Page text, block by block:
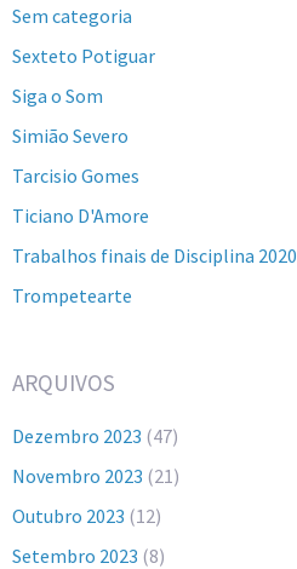
Sem categoria
Sexteto Potiguar
Siga o Som
Simião Severo
Tarcisio Gomes
Ticiano D'Amore
Trabalhos finais de Disciplina 2020
Trompetearte
ARQUIVOS
Dezembro 2023 (47)
Novembro 2023 (21)
Outubro 2023 (12)
Setembro 2023 (8)